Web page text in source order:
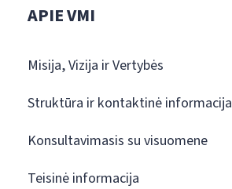
APIE VMI
Misija, Vizija ir Vertybės
Struktūra ir kontaktinė informacija
Konsultavimasis su visuomene
Teisinė informacija